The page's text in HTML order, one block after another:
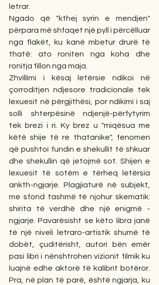
letrar.
Ngado që "kthej syrin e mendjen"
përpara më shfaqet një pyll i përcëlluar
nga flakët, ku kanë mbetur drurë të
thatë: ato roniten nga koha dhe
ronitja fillon nga maja.
Zhvillimi i kësaj letërsie ndikoi në
çorroditjen ndjesore tradicionale tek
lexuesit në përgjithësi, por ndikimi i saj
solli shterpësinë ndjenjë-përfytyrim
tek brezi i ri. Ky brez u "miqësua me
këtë shije të re thatanike", fenomen
që pushtoi fundin e shekullit të shkuar
dhe shekullin që jetojmë sot. Shijen e
lexuesit të sotëm e tërheq letërsia
ankth-ngjarje. Plagjiaturë në subjekt,
me sfond tashmë të njohur skematik:
shirita të verdhë dhe një enigmë -
ngjarje. Pavarësisht se këto libra janë
të një niveli letraro-artistik shumë të
dobët, çuditërisht, autori bën emër
pasi libri i nënshtrohen vizionit filmik ku
luajnë edhe aktorë të kalibrit botëror.
Pra, në plan të parë, është ngjarja, ku